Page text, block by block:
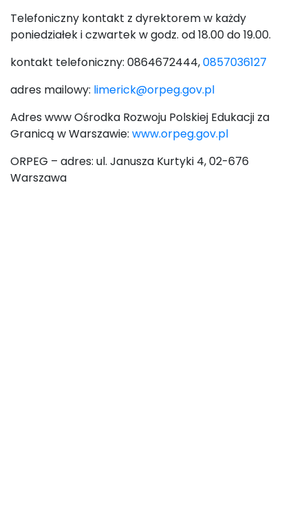
Telefoniczny kontakt z dyrektorem w każdy
poniedziałek i czwartek w godz. od 18.00 do 19.00.
kontakt telefoniczny: 0864672444,0857036127
adres mailowy: limerick@orpeg.gov.pl
Adres www Ośrodka Rozwoju Polskiej Edukacji za
Granicą w Warszawie: www.orpeg.gov.pl
ORPEG – adres: ul. Janusza Kurtyki 4, 02-676
Warszawa